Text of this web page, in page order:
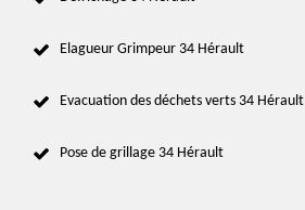
Elagueur Grimpeur 34 Hérault
Evacuation des déchets verts 34 Hérault
Pose de grillage 34 Hérault